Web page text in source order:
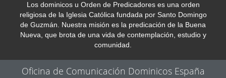
Los dominicos u Orden de Predicadores es una orden
religiosa de la Iglesia Católica fundada por Santo Domingo
de Guzmán. Nuestra misión es la predicación de la Buena
Nueva, que brota de una vida de contemplación, estudio y
comunidad.
Oficina de Comunicación Dominicos España